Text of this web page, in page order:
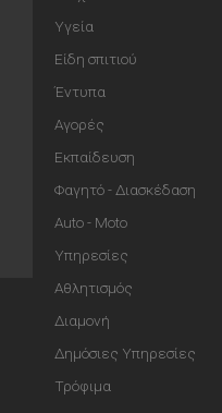
Υγεία
Είδη σπιτιού
Έντυπα
Αγορές
Εκπαίδευση
Φαγητό - Διασκέδαση
Auto - Moto
Υπηρεσίες
Αθλητισμός
Διαμονή
Δημόσιες Υπηρεσίες
Τρόφιμα